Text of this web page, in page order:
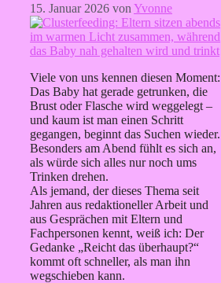
15. Januar 2026 von Yvonne
Viele von uns kennen diesen Moment:
Das Baby hat gerade getrunken, die
Brust oder Flasche wird weggelegt –
und kaum ist man einen Schritt
gegangen, beginnt das Suchen wieder.
Besonders am Abend fühlt es sich an,
als würde sich alles nur noch ums
Trinken drehen.
Als jemand, der dieses Thema seit
Jahren aus redaktioneller Arbeit und
aus Gesprächen mit Eltern und
Fachpersonen kennt, weiß ich: Der
Gedanke „Reicht das überhaupt?“
kommt oft schneller, als man ihn
wegschieben kann.